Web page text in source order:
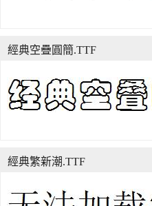
經典空疊圓簡.TTF
經典繁新潮.TTF